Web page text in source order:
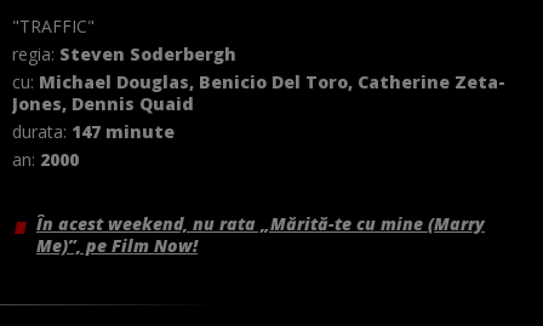
"TRAFFIC"
regia: Steven Soderbergh
cu: Michael Douglas, Benicio Del Toro, Catherine Zeta-
Jones, Dennis Quaid
durata: 147 minute
an: 2000
În acest weekend, nu rata „Mărită-te cu mine (Marry
Me)”, pe Film Now!